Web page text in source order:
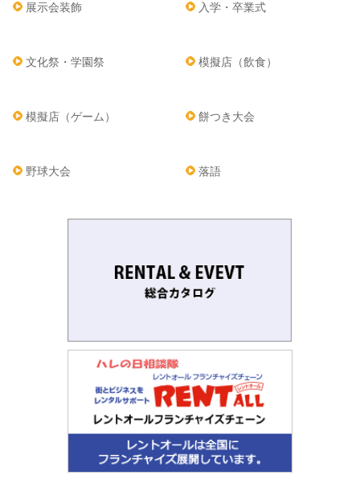
展示会装飾 入学・卒業式
文化祭・学園祭 模擬店（飲食）
模擬店（ゲーム） 餅つき大会
野球大会 落語